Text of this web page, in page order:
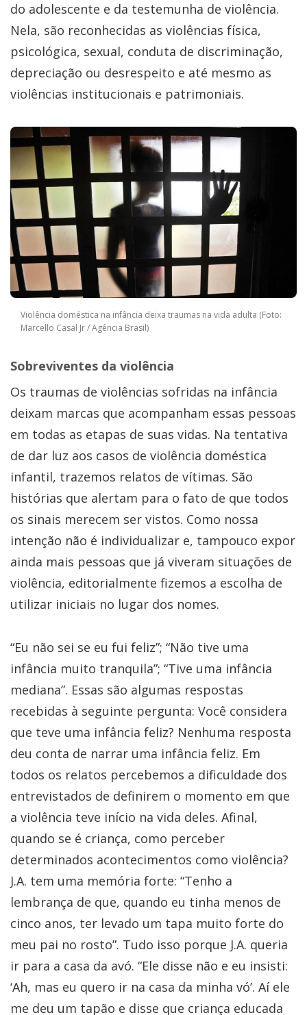
do adolescente e da testemunha de violência.
Nela, são reconhecidas as violências física,
psicológica, sexual, conduta de discriminação,
depreciação ou desrespeito e até mesmo as
violências institucionais e patrimoniais.
Violência doméstica na infância deixa traumas na vida adulta (Foto:
Marcello Casal Jr / Agência Brasil)
Sobreviventes da violência
Os traumas de violências sofridas na infância
deixam marcas que acompanham essas pessoas
em todas as etapas de suas vidas. Na tentativa
de dar luz aos casos de violência doméstica
infantil, trazemos relatos de vítimas. São
histórias que alertam para o fato de que todos
os sinais merecem ser vistos. Como nossa
intenção não é individualizar e, tampouco expor
ainda mais pessoas que já viveram situações de
violência, editorialmente fizemos a escolha de
utilizar iniciais no lugar dos nomes.
“Eu não sei se eu fui feliz”; “Não tive uma
infância muito tranquila”; “Tive uma infância
mediana”. Essas são algumas respostas
recebidas à seguinte pergunta: Você considera
que teve uma infância feliz? Nenhuma resposta
deu conta de narrar uma infância feliz. Em
todos os relatos percebemos a dificuldade dos
entrevistados de definirem o momento em que
a violência teve início na vida deles. Afinal,
quando se é criança, como perceber
determinados acontecimentos como violência?
J.A. tem uma memória forte: “Tenho a
lembrança de que, quando eu tinha menos de
cinco anos, ter levado um tapa muito forte do
meu pai no rosto”. Tudo isso porque J.A. queria
ir para a casa da avó. “Ele disse não e eu insisti:
‘Ah, mas eu quero ir na casa da minha vó’. Aí ele
me deu um tapão e disse que criança educada